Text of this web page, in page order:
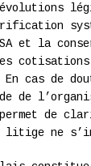
et la
En cas de
de
de
litige ne